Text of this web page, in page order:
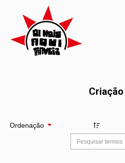
Criação
Ordenação